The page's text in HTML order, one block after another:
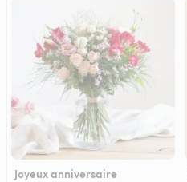
Joyeux anniversaire